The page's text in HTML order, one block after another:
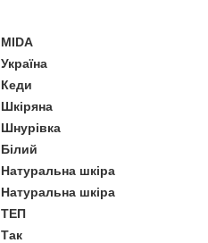
MIDA
Україна
Кеди
Шкіряна
Шнурівка
Білий
Натуральна шкіра
Натуральна шкіра
ТЕП
Так